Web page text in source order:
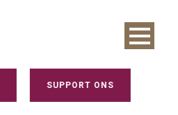
SUPPORT ONS